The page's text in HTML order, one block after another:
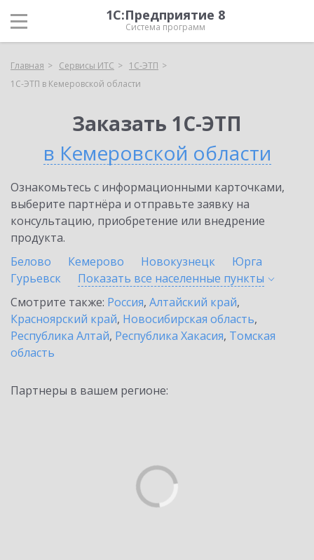
1С:Предприятие 8
Система программ
Главная Сервисы ИТС
1С-ЭТП
1С-ЭТП в Кемеровской области
Заказать 1С-ЭТП
в Кемеровской области
Ознакомьтесь с информационными карточками,
выберите партнёра и отправьте заявку на
консультацию, приобретение или внедрение
продукта.
Белово
Кемерово Новокузнецк
Юрга
Гурьевск
Показать все населенные пункты
Смотрите также: Россия, Алтайский край,
Красноярский край, Новосибирская область,
Республика Алтай, Республика Хакасия, Томская
область
Партнеры в вашем регионе: